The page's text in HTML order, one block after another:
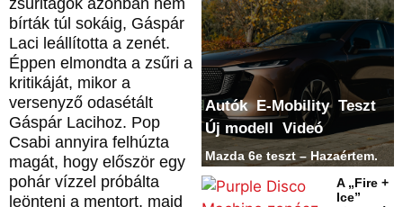
zsűritagok azonban nem
bírták túl sokáig, Gáspár
Laci leállította a zenét.
Éppen elmondta a zsűri a
kritikáját, mikor a
versenyző odasétált
Gáspár Lacihoz. Pop
Csabi annyira felhúzta
magát, hogy először egy
pohár vízzel próbálta
leönteni a mentort, majd
Autók E-Mobility Teszt
Új modell Videó
Mazda 6e teszt – Hazaértem.
A „Fire +
Ice”